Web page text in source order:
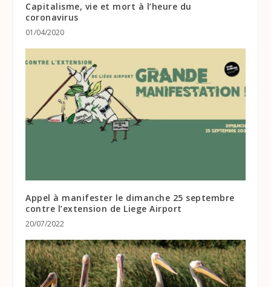
Capitalisme, vie et mort à l’heure du
coronavirus
01/04/2020
Appel à manifester le dimanche 25 septembre
contre l’extension de Liege Airport
20/07/2022